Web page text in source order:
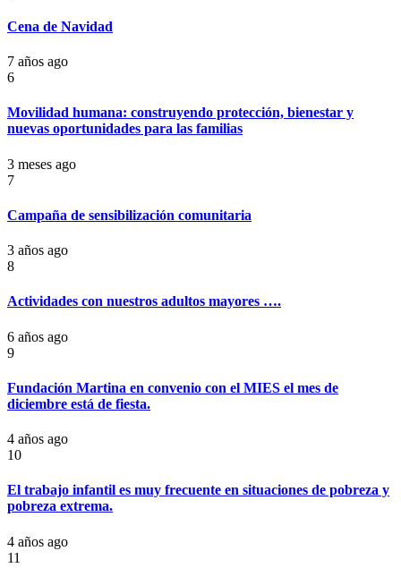
Cena de Navidad
7 años ago
6
Movilidad humana: construyendo protección, bienestar y
nuevas oportunidades para las familias
3 meses ago
7
Campaña de sensibilización comunitaria
3 años ago
8
Actividades con nuestros adultos mayores ….
6 años ago
9
Fundación Martina en convenio con el MIES el mes de
diciembre está de fiesta.
4 años ago
10
El trabajo infantil es muy frecuente en situaciones de pobreza y
pobreza extrema.
4 años ago
11